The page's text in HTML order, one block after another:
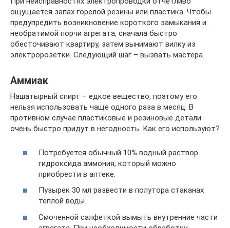
ощущается запах горелой резины или пластика. Чтобы
предупредить возникновение короткого замыкания и
необратимой порчи агрегата, сначала быстро
обесточивают квартиру, затем вынимают вилку из
электророзетки. Следующий шаг – вызвать мастера.
Аммиак
Нашатырный спирт – едкое вещество, поэтому его
нельзя использовать чаще одного раза в месяц. В
противном случае пластиковые и резиновые детали
очень быстро придут в негодность. Как его используют?
Потребуется обычный 10% водный раствор
гидроксида аммония, который можно
приобрести в аптеке.
Пузырек 30 мл развести в полутора стаканах
теплой воды.
Смоченной салфеткой вымыть внутренние части